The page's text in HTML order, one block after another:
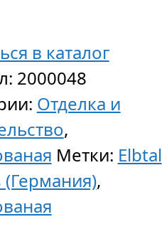
в каталог
2000048
Отделка и
,
Метки: Elbtal
(Германия),